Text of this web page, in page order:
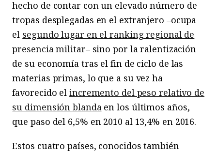
hecho de contar con un elevado número de
tropas desplegadas en el extranjero –ocupa
el segundo lugar en el ranking regional de
presencia militar– sino por la ralentización
de su economía tras el fin de ciclo de las
materias primas, lo que a su vez ha
favorecido elincremento del peso relativo de
su dimensión blanda en los últimos años,
que paso del 6,5% en 2010 al 13,4% en 2016.
Estos cuatro países, conocidos también